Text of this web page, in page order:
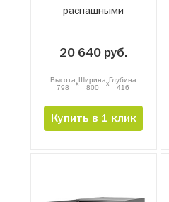
распашными
20 640 руб.
Высота
798
xШирина
800
xГлубина
416
Купить в 1 клик